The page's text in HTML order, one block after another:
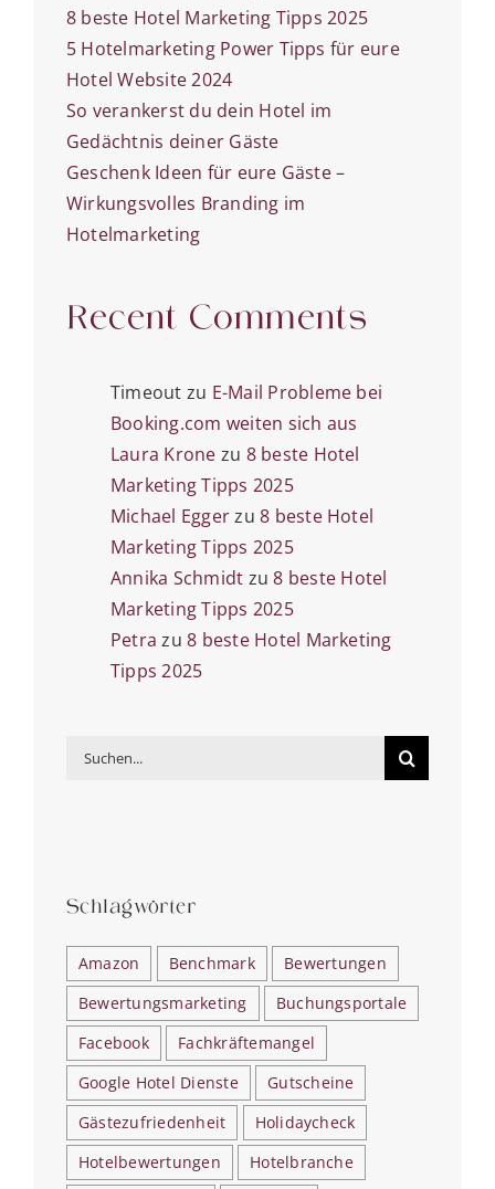
8 beste Hotel Marketing Tipps 2025
5 Hotelmarketing Power Tipps für eure
Hotel Website 2024
So verankerst du dein Hotel im
Gedächtnis deiner Gäste
Geschenk Ideen für eure Gäste –
Wirkungsvolles Branding im
Hotelmarketing
Recent Comments
Timeout zu E-Mail Probleme bei
Booking.com weiten sich aus
Laura Krone zu 8 beste Hotel
Marketing Tipps 2025
Michael Eggerzu8 beste Hotel
Marketing Tipps 2025
Annika Schmidt zu8 beste Hotel
Marketing Tipps 2025
Petra zu8 beste Hotel Marketing
Tipps 2025
Suche
Schlagwörter
Amazon Benchmark
Bewertungen
Bewertungsmarketing
Buchungsportale
Facebook
Fachkräftemangel
Google Hotel Dienste
Gutscheine
Gästezufriedenheit
Holidaycheck
Hotelbewertungen
Hotelbranche